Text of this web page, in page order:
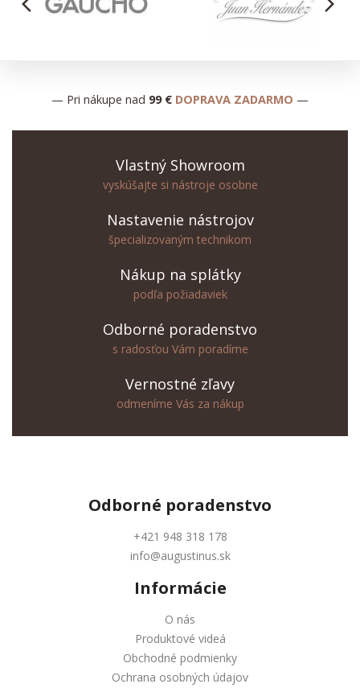
arrow_back_ios arrow_forward_ios
— Pri nákupe nad 99 € DOPRAVA ZADARMO —
Vlastný Showroom
vyskúšajte si nástroje osobne
Nastavenie nástrojov
špecializovaným technikom
Nákup na splátky
podľa požiadaviek
Odborné poradenstvo
s radosťou Vám poradíme
Vernostné zľavy
odmeníme Vás za nákup
Odborné poradenstvo
+421 948 318 178
info@augustinus.sk
Informácie
O nás
Produktové videá
Obchodné podmienky
Ochrana osobných údajov